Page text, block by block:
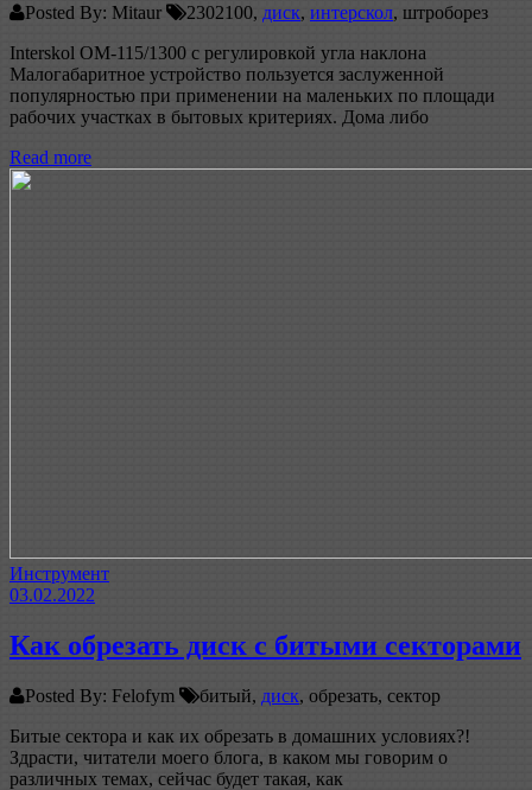
Posted By: Mitaur 2302100, диск, интерскол, штроборез
Interskol ОМ-115/1300 с регулировкой угла наклона
Малогабаритное устройство пользуется заслуженной
популярностью при применении на маленьких по площади
рабочих участках в бытовых критериях. Дома либо
Read more
Инструмент
03.02.2022
Как обрезать диск с битыми секторами
Posted By: Felofym битый, диск, обрезать, сектор
Битые сектора и как их обрезать в домашних условиях?!
Здрасти, читатели моего блога, в каком мы говорим о
различных темах, сейчас будет такая, как